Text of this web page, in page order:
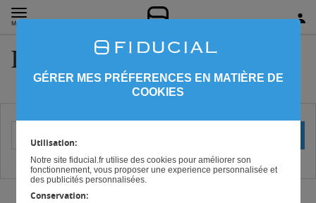
MENU
Informatique Orne
GÉRER MES PRÉFERENCES EN MATIÈRE DE
COOKIES
Utilisation:
Notre site fiducial.fr utilise des cookies pour améliorer son
fonctionnement, vous proposer une experience personnalisée et
des publicités personnalisées.
Conservation: